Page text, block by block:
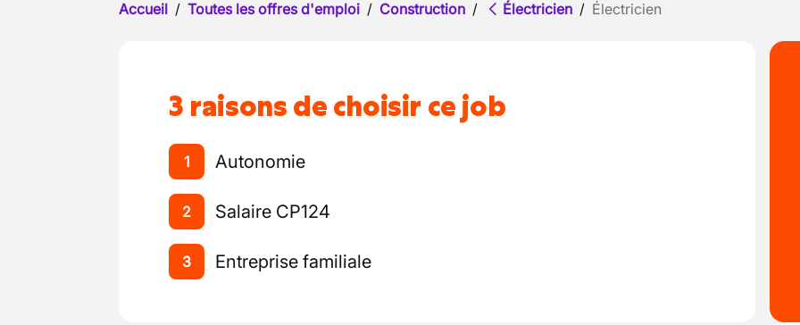
Accueil / Toutes les offres d'emploi / Construction / Électricien / Électricien
3 raisons de choisir ce job
1 Autonomie
2 Salaire CP124
3 Entreprise familiale